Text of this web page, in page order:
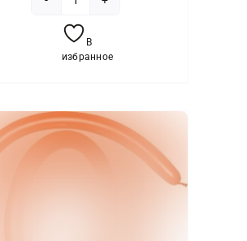
товара
ШДМ
Желтый
(020),
В
избранное